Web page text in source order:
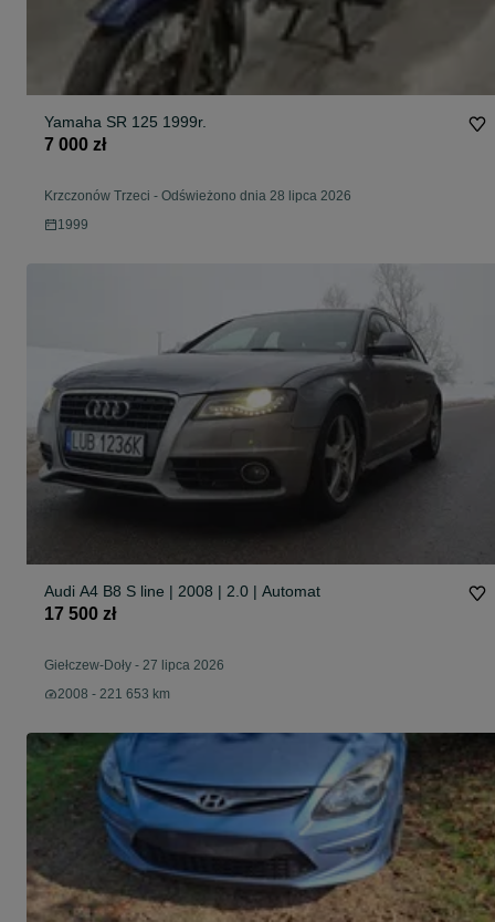
Yamaha SR 125 1999r.
7 000 zł
Krzczonów Trzeci - Odświeżono dnia 28 lipca 2026
1999
Audi A4 B8 S line | 2008 | 2.0 | Automat
17 500 zł
Giełczew-Doły - 27 lipca 2026
2008 - 221 653 km